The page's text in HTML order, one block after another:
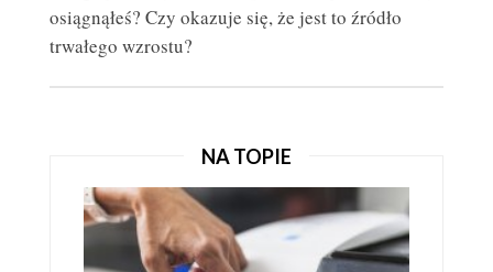
osiągnąłeś? Czy okazuje się, że jest to źródło
trwałego wzrostu?
NA TOPIE
ULOTKI REKLAMOWE